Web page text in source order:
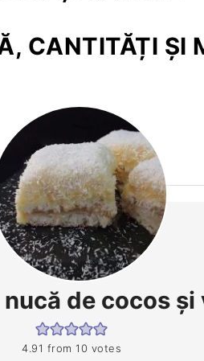
CANTITĂȚI ȘI
de cocos şi
4.91 from 10 votes